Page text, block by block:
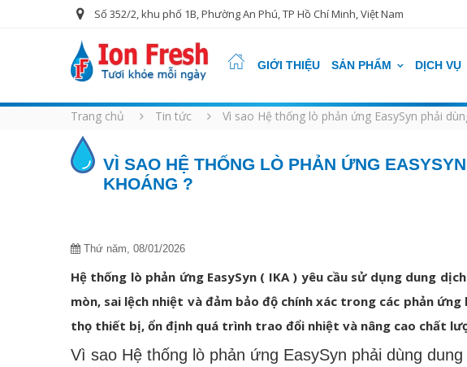
Số 352/2, khu phố 1B, Phường An Phú, TP Hồ Chí Minh, Việt Nam
GIỚI THIỆU SẢN PHẨM DỊCH VỤ
Trang chủ Tin tức Vì sao Hệ thống lò phản ứng EasySyn phải
VÌ SAO HỆ THỐNG LÒ PHẢN ỨNG
KHOÁNG ?
Thứ năm, 08/01/2026
Hệ thống lò phản ứng EasySyn ( IKA ) yêu cầu sử dụng dung
mòn, sai lệch nhiệt và đảm bảo độ chính xác trong các phản
thọ thiết bị, ổn định quá trình trao đổi nhiệt và nâng cao chất
Vì sao Hệ thống lò phản ứng EasySyn phải dùng